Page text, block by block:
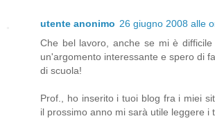
utente anonimo 26 giugno 2008 alle
Che bel lavoro, anche se mi è
un'argomento interessante e spero di
di scuola!
Prof., ho inserito i tuoi blog fra i miei
il prossimo anno mi sarà utile leggere i